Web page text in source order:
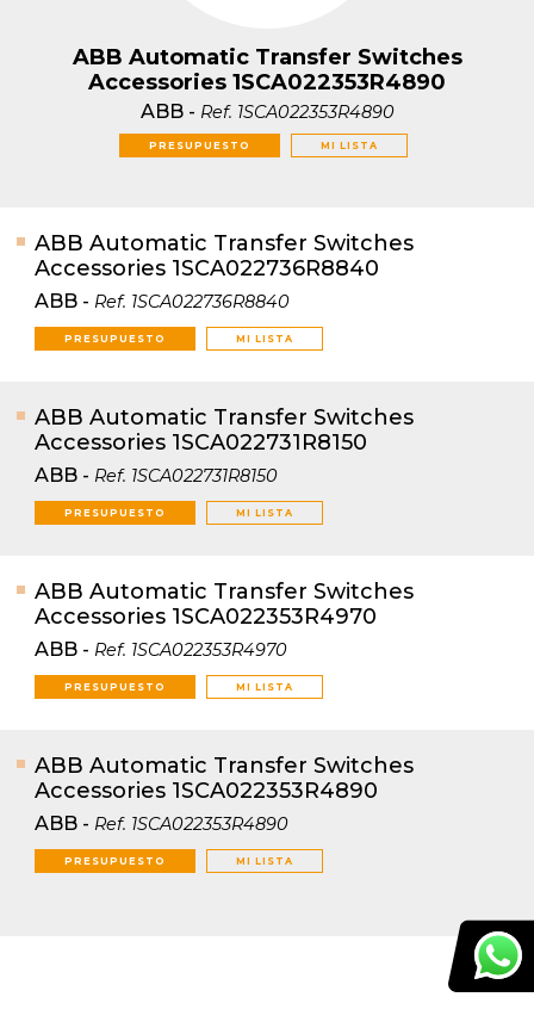
ABB Automatic Transfer Switches
Accessories 1SCA022353R4890
ABB - Ref. 1SCA022353R4890
PRESUPUESTO MI LISTA
ABB Automatic Transfer Switches
Accessories 1SCA022736R8840
ABB - Ref. 1SCA022736R8840
PRESUPUESTO MI LISTA
ABB Automatic Transfer Switches
Accessories 1SCA022731R8150
ABB - Ref. 1SCA022731R8150
PRESUPUESTO MI LISTA
ABB Automatic Transfer Switches
Accessories 1SCA022353R4970
ABB - Ref. 1SCA022353R4970
PRESUPUESTO MI LISTA
ABB Automatic Transfer Switches
Accessories 1SCA022353R4890
ABB - Ref. 1SCA022353R4890
PRESUPUESTO MI LISTA